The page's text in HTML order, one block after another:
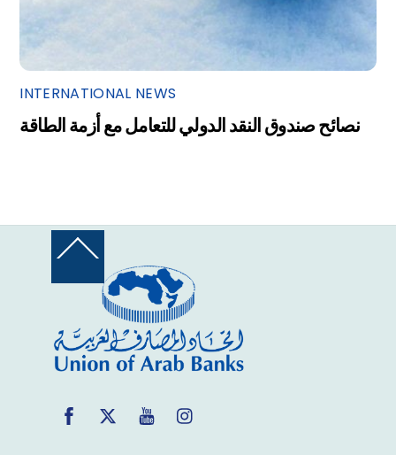
INTERNATIONAL NEWS
نصائح صندوق النقد الدولي للتعامل مع أزمة الطاقة
Back
Top
FacebookTwitter YouTube